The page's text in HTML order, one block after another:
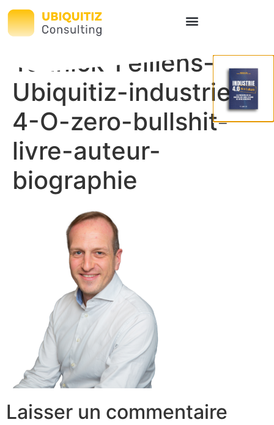
Yannick-Feillens-
Ubiquitiz-industrie-
4-O-zero-bullshit-
livre-auteur-
biographie
Laisser un commentaire